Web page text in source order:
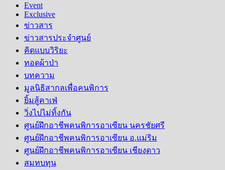
Event
Exclusive
ข่าวสาร
ข่าวสารประจำศูนย์
คิดแบบวิริยะ
ทอดผ้าป่า
บทความ
มูลนิธิสากลเพื่อคนพิการ
ยิ้มสู้คาเฟ่
วิ่งไปไม่ทิ้งกัน
ศูนย์ฝึกอาชีพคนพิการอาเซียน นครชัยศรี
ศูนย์ฝึกอาชีพคนพิการอาเซียน อ.แม่ริม
ศูนย์ฝึกอาชีพคนพิการอาเซียน เชียงดาว
สมทบทุน